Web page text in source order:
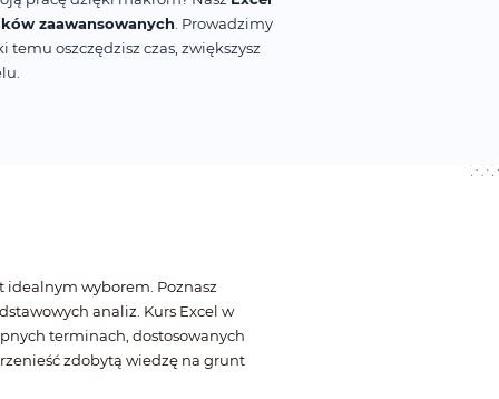
zaawansowanych . Prowadzimy
oszczędzisz czas, zwiększysz
idealnym wyborem. Poznasz
analiz. Kurs Excel w
terminach, dostosowanych
zdobytą wiedzę na grunt